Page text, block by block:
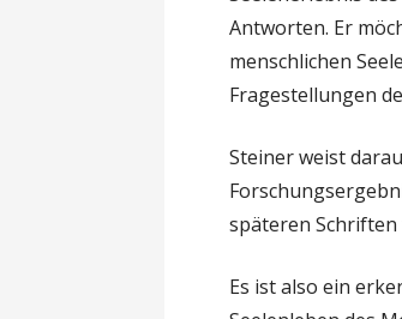
Antworten. Er
menschlichen
Fragestellungen
Steiner weist
späteren
Es ist also ein